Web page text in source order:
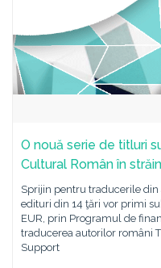
O nouă serie de titluri
Cultural Român în
Sprijin pentru traducerile din
edituri din 14 ţări vor primi
EUR, prin Programul de
traducerea autorilor români
Support